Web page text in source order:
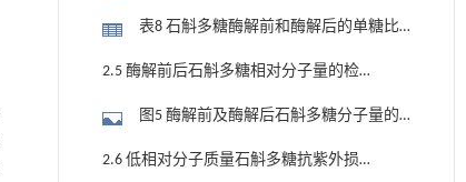
表8 石斛多糖酶解前和酶解后的单糖比
例
2.5 酶解前后石斛多糖相对分子量的检
图5 酶解前及酶解后石斛多糖分子量的
检测
2.6 低相对分子质量石斛多糖抗紫外损